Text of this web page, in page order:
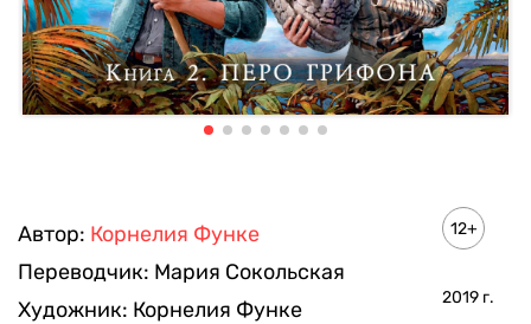
Автор: Корнелия Функе
Переводчик: Мария Сокольская
Художник: Корнелия Функе
12+
2019 г.